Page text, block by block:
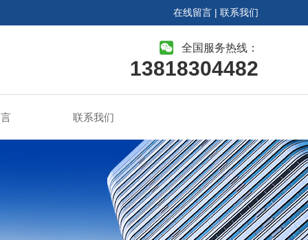
在线留言 | 联系我们
全国服务热线：
13818304482
联系我们